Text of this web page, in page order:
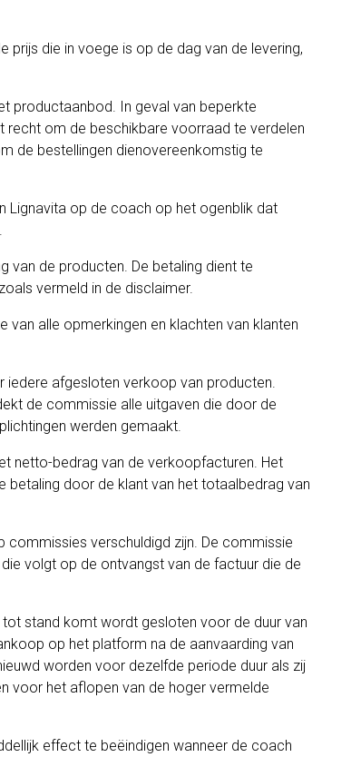
die in voege is op de dag van de levering,
productaanbod. In geval van beperkte
recht om de beschikbare voorraad te verdelen
de bestellingen dienovereenkomstig te
Lignavita op de coach op het ogenblik dat
van de producten. De betaling dient te
vermeld in de disclaimer.
alle opmerkingen en klachten van klanten
afgesloten verkoop van producten.
de commissie alle uitgaven die door de
werden gemaakt.
netto-bedrag van de verkoopfacturen. Het
door de klant van het totaalbedrag van
commissies verschuldigd zijn. De commissie
volgt op de ontvangst van de factuur die de
stand komt wordt gesloten voor de duur van
op het platform na de aanvaarding van
worden voor dezelfde periode duur als zij
voor het aflopen van de hoger vermelde
effect te beëindigen wanneer de coach